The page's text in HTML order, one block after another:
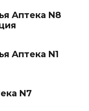
Аптека N8
Аптека N1
N7